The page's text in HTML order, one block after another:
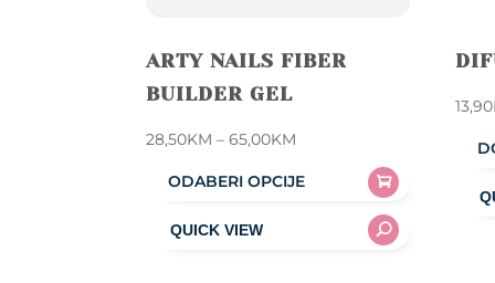
ARTY NAILS FIBER
BUILDER GEL
28,50KM – 65,00KM
ODABERI OPCIJE
product
13,90